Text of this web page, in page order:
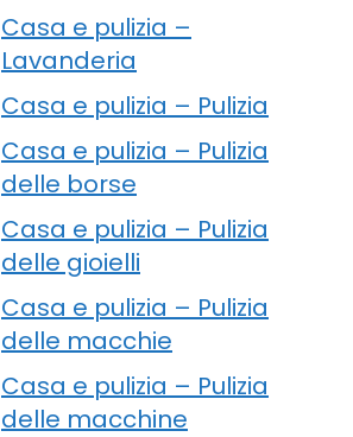
Casa e pulizia –
Lavanderia
Casa e pulizia – Pulizia
Casa e pulizia – Pulizia
delle borse
Casa e pulizia – Pulizia
delle gioielli
Casa e pulizia – Pulizia
delle macchie
Casa e pulizia – Pulizia
delle macchine